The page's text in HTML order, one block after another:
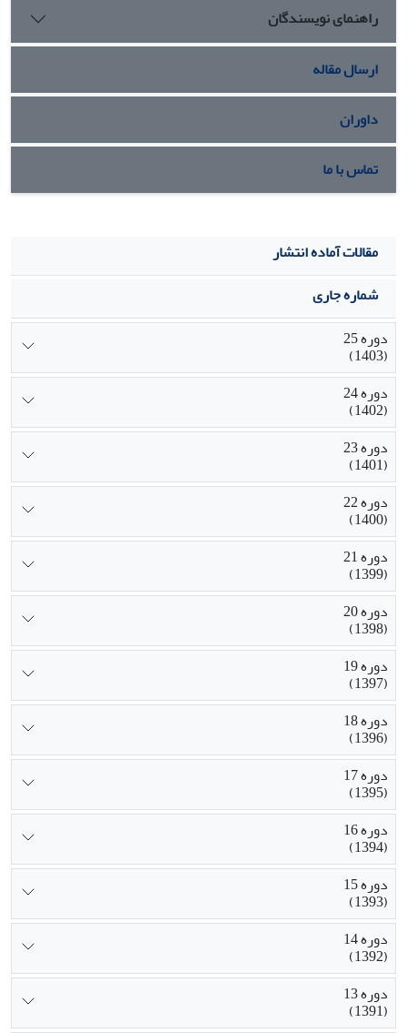
راهنمای نویسندگان
ارسال مقاله
داوران
تماس با ما
مقالات آماده انتشار
شماره جاری
دوره 25
(1403)
دوره 24
(1402)
دوره 23
(1401)
دوره 22
(1400)
دوره 21
(1399)
دوره 20
(1398)
دوره 19
(1397)
دوره 18
(1396)
دوره 17
(1395)
دوره 16
(1394)
دوره 15
(1393)
دوره 14
(1392)
دوره 13
(1391)